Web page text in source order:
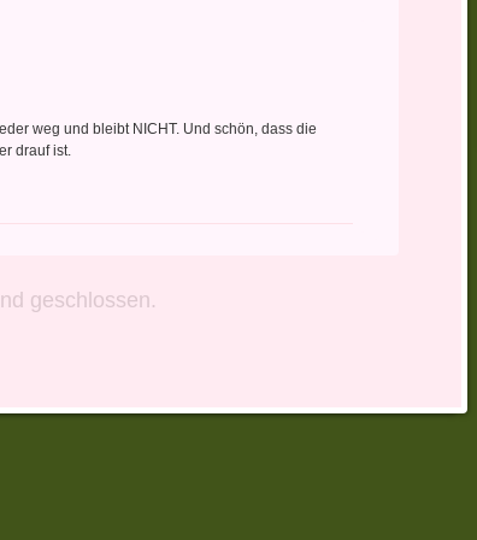
weg und bleibt NICHT. Und schön, dass die
drauf ist.
geschlossen.